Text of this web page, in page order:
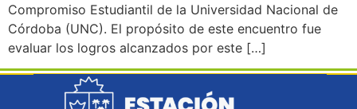
Compromiso Estudiantil de la Universidad Nacional de
Córdoba (UNC). El propósito de este encuentro fue
evaluar los logros alcanzados por este […]